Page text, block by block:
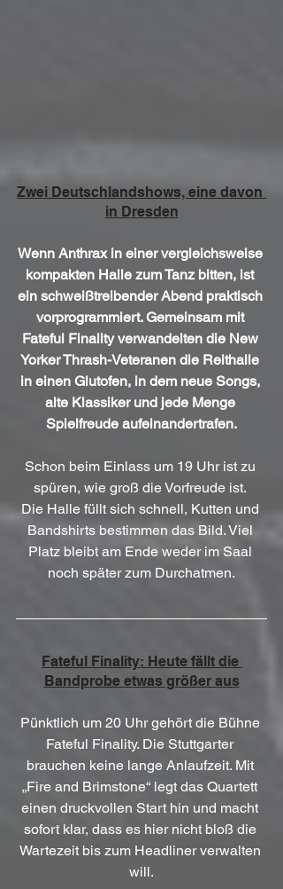
Zwei Deutschlandshows, eine davon
in Dresden
Wenn Anthrax in einer vergleichsweise
kompakten Halle zum Tanz bitten, ist
ein schweißtreibender Abend praktisch
vorprogrammiert. Gemeinsam mit
Fateful Finality verwandelten die New
Yorker Thrash-Veteranen die Reithalle
in einen Glutofen, in dem neue Songs,
alte Klassiker und jede Menge
Spielfreude aufeinandertrafen.
Schon beim Einlass um 19 Uhr ist zu
spüren, wie groß die Vorfreude ist.
Die Halle füllt sich schnell, Kutten und
Bandshirts bestimmen das Bild. Viel
Platz bleibt am Ende weder im Saal
noch später zum Durchatmen.
Fateful Finality: Heute fällt die
Bandprobe etwas größer aus
Pünktlich um 20 Uhr gehört die Bühne
Fateful Finality. Die Stuttgarter
brauchen keine lange Anlaufzeit. Mit
„Fire and Brimstone“ legt das Quartett
einen druckvollen Start hin und macht
sofort klar, dass es hier nicht bloß die
Wartezeit bis zum Headliner verwalten
will.